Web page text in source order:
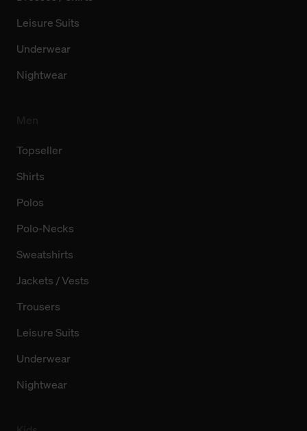
Leisure Suits
Underwear
Nightwear
Topseller
Shirts
Polos
Polo-Necks
Sweatshirts
Jackets / Vests
Trousers
Leisure Suits
Underwear
Nightwear